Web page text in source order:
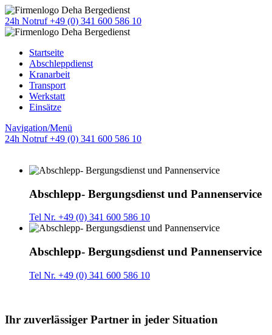
24h Notruf +49 (0) 341 600 586 10
Startseite
Abschleppdienst
Kranarbeit
Transport
Werkstatt
Einsätze
Navigation/Menü
24h Notruf +49 (0) 341 600 586 10
Abschlepp- Bergungsdienst und Pannenservice
Tel Nr. +49 (0) 341 600 586 10
Abschlepp- Bergungsdienst und Pannenservice
Tel Nr. +49 (0) 341 600 586 10
Ihr zuverlässiger Partner in jeder Situation